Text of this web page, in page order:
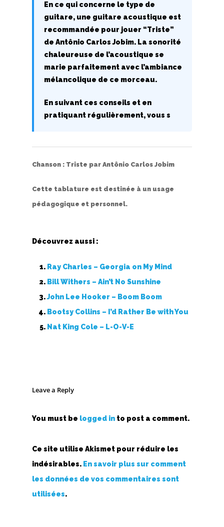
En ce qui concerne le type de
guitare, une guitare acoustique est
recommandée pour jouer “Triste”
de Antônio Carlos Jobim. La sonorité
chaleureuse de l’acoustique se
marie parfaitement avec l’ambiance
mélancolique de ce morceau.
En suivant ces conseils et en
pratiquant régulièrement, vous s
Chanson : Triste par Antônio Carlos Jobim
Cette tablature est destinée à un usage
pédagogique et personnel.
Découvrez aussi :
Ray Charles – Georgia on My Mind
Bill Withers – Ain’t No Sunshine
John Lee Hooker – Boom Boom
Bootsy Collins – I’d Rather Be with You
Nat King Cole – L-O-V-E
Leave a Reply
You must be logged in to post a comment.
Ce site utilise Akismet pour réduire les
indésirables. En savoir plus sur comment
les données de vos commentaires sont
utilisées.
Y
Z
Nouvelles tabs
Top 100
Accords de guitare